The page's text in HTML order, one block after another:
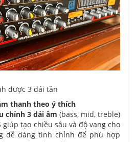
được 3 dải tần
thanh theo ý thích
chỉnh 3 dải âm (bass, mid, treble)
giúp tạo chiều sâu và độ vang cho
dễ dàng tinh chỉnh để phù hợp